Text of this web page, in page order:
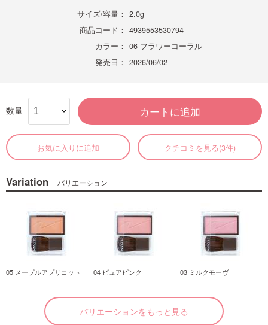
サイズ/容量： 2.0g
商品コード： 4939553530794
カラー： 06 フラワーコーラル
発売日： 2026/06/02
数量 カートに追加
お気に入りに追加 クチコミを見る(3件)
Variation バリエーション
05 メープルアプリコット 04 ピュアピンク 03 ミルクモーヴ
バリエーションをもっと見る